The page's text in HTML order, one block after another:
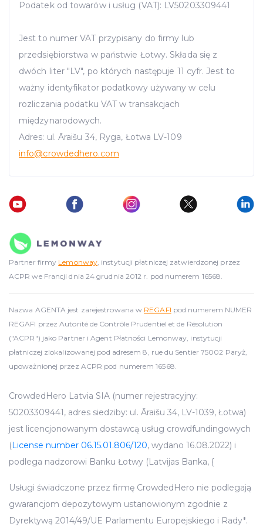
Podatek od towarów i usług (VAT): LV50203309441
Jest to numer VAT przypisany do firmy lub
przedsiębiorstwa w państwie Łotwy. Składa się z
dwóch liter "LV", po których następuje 11 cyfr. Jest to
ważny identyfikator podatkowy używany w celu
rozliczania podatku VAT w transakcjach
międzynarodowych.
Adres: ul. Āraišu 34, Ryga, Łotwa LV-109
info@crowdedhero.com
Partner firmy Lemonway, instytucji płatniczej zatwierdzonej przez
ACPR we Francji dnia 24 grudnia 2012 r. pod numerem 16568.
Nazwa AGENTA jest zarejestrowana w REGAFI pod numerem NUMER
REGAFI przez Autorité de Contrôle Prudentiel et de Résolution
("ACPR") jako Partner i Agent Płatności Lemonway, instytucji
płatniczej zlokalizowanej pod adresem 8, rue du Sentier 75002 Paryż,
upoważnionej przez ACPR pod numerem 16568.
CrowdedHero Latvia SIA (numer rejestracyjny:
50203309441, adres siedziby: ul. Āraišu 34, LV-1039, Łotwa)
jest licencjonowanym dostawcą usług crowdfundingowych
(License number 06.15.01.806/120, wydano 16.08.2022) i
podlega nadzorowi Banku Łotwy (Latvijas Banka, {
Usługi świadczone przez firmę CrowdedHero nie podlegają
gwarancjom depozytowym ustanowionym zgodnie z
Dyrektywą 2014/49/UE Parlamentu Europejskiego i Rady*.